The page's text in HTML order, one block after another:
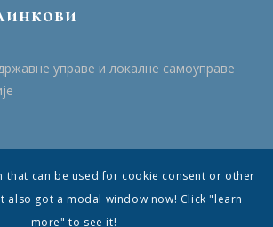
управе и локалне самоуправе
that can be used for cookie consent or other
also got a modal window now! Click "learn
more" to see it!